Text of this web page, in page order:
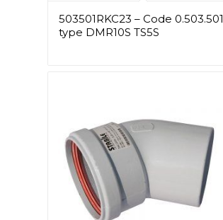
503501RKC23 – Code 0.503.501
type DMR10S TS5S